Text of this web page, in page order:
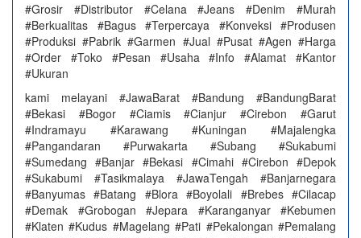
#Grosir #Distributor #Celana #Jeans #Denim #Murah
#Berkualitas #Bagus #Terpercaya #Konveksi #Produsen
#Produksi #Pabrik #Garmen #Jual #Pusat #Agen #Harga
#Order #Toko #Pesan #Usaha #Info #Alamat #Kantor
#Ukuran
kami melayani #JawaBarat #Bandung #BandungBarat
#Bekasi #Bogor #Ciamis #Cianjur #Cirebon #Garut
#Indramayu #Karawang #Kuningan #Majalengka
#Pangandaran #Purwakarta #Subang #Sukabumi
#Sumedang #Banjar #Bekasi #Cimahi #Cirebon #Depok
#Sukabumi #Tasikmalaya #JawaTengah #Banjarnegara
#Banyumas #Batang #Blora #Boyolali #Brebes #Cilacap
#Demak #Grobogan #Jepara #Karanganyar #Kebumen
#Klaten #Kudus #Magelang #Pati #Pekalongan #Pemalang